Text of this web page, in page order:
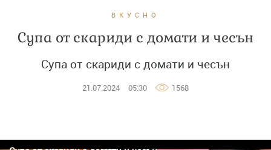
ВКУСНО
Супа от скариди с домати и чесън
Супа от скариди с домати и чесън
21.07.2024 05:30 1568